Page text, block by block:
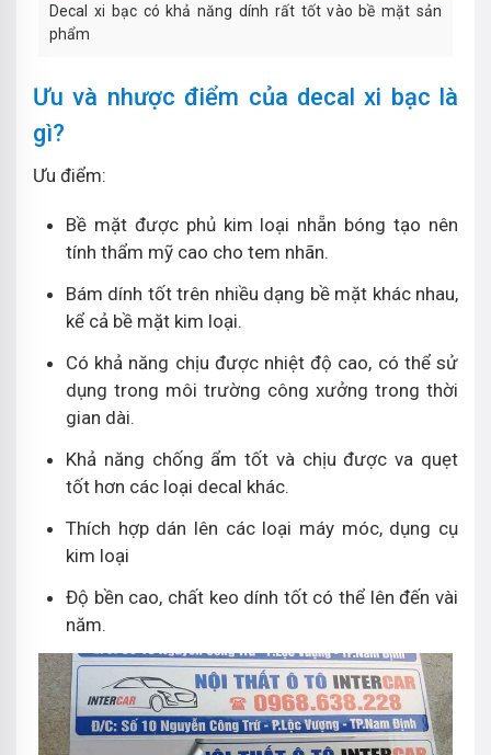
Decal xi bạc có khả năng dính rất tốt vào bề mặt sản
phẩm
Ưu và nhược điểm của decal xi bạc là
gì?
Ưu điểm:
Bề mặt được phủ kim loại nhẵn bóng tạo nên
tính thẩm mỹ cao cho tem nhãn.
Bám dính tốt trên nhiều dạng bề mặt khác nhau,
kể cả bề mặt kim loại.
Có khả năng chịu được nhiệt độ cao, có thể sử
dụng trong môi trường công xưởng trong thời
gian dài.
Khả năng chống ẩm tốt và chịu được va quẹt
tốt hơn các loại decal khác.
Thích hợp dán lên các loại máy móc, dụng cụ
kim loại
Độ bền cao, chất keo dính tốt có thể lên đến vài
năm.